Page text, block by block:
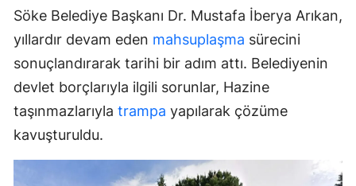
Söke Belediye Başkanı Dr. Mustafa İberya Arıkan,
yıllardır devam eden mahsuplaşma sürecini
sonuçlandırarak tarihi bir adım attı. Belediyenin
devlet borçlarıyla ilgili sorunlar, Hazine
taşınmazlarıyla trampa yapılarak çözüme
kavuşturuldu.